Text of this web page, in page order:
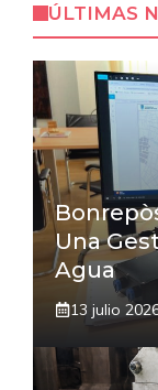
ÚLTIMAS
Una
Agua
13 julio